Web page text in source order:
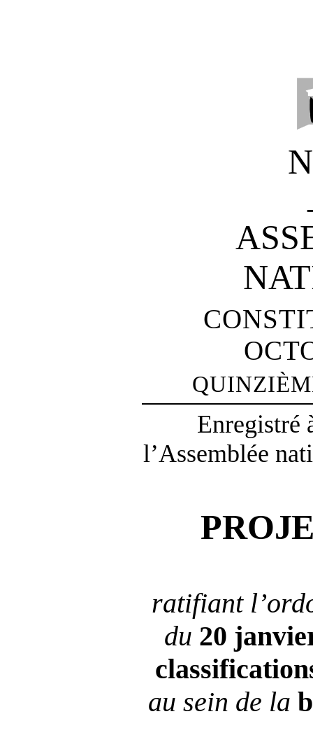
N
Enregistré
l’Assemblée
ratifiant
du 20
au sein de la